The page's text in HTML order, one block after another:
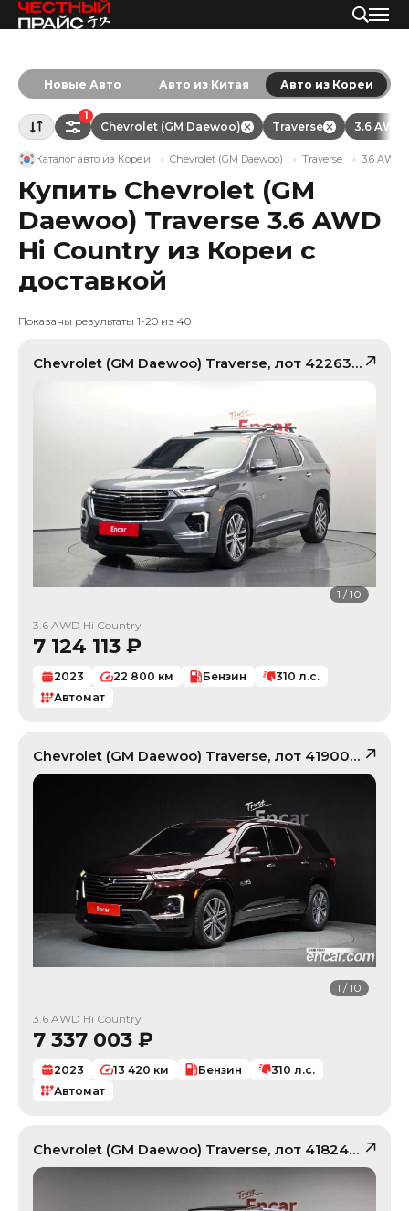
Новые Авто Авто из Китая Авто из Кореи
1
Chevrolet (GM Daewoo) Traverse 3.6
Каталог авто из Кореи Chevrolet (GM Daewoo) Traverse 3.6 AWD
Купить Chevrolet (GM
Daewoo) Traverse 3.6 AWD
Hi Country из Кореи с
доставкой
Показаны результаты 1-20 из 40
Chevrolet (GM Daewoo) Traverse, лот 42263109
1 /10
3.6 AWD Hi Country
7 124 113 ₽
2023 22 800 км Бензин 310 л.с.
Автомат
Chevrolet (GM Daewoo) Traverse, лот 41900229
1 /10
3.6 AWD Hi Country
7 337 003 ₽
2023 13 420 км Бензин 310 л.с.
Автомат
Chevrolet (GM Daewoo) Traverse, лот 41824395